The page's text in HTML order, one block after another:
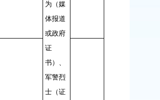
为（媒
体报道
或政府
证
书）、
军警烈
士（证